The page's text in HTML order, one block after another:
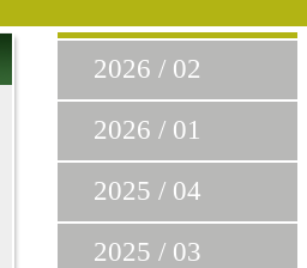
2026 / 02
2026 / 01
2025 / 04
2025 / 03